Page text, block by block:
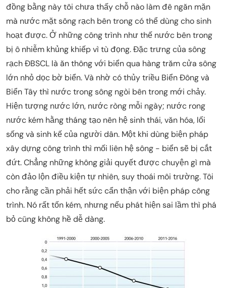
đồng bằng này tôi chưa thấy chỗ nào làm đê ngăn mặn
mà nước mặt sông rạch bên trong có thể dùng cho sinh
hoạt được. Ở những công trình như thế nước bên trong
bị ô nhiễm khủng khiếp vì tù đọng. Đặc trưng của sông
rạch ĐBSCL là ăn thông với biển qua hàng trăm cửa sông
lớn nhỏ dọc bờ biển. Và nhờ có thủy triều Biển Đông và
Biển Tây thì nước trong sông ngòi bên trong mới chảy.
Hiện tượng nước lớn, nước ròng mỗi ngày; nước rong
nước kém hằng tháng tạo nên hệ sinh thái, văn hóa, lối
sống và sinh kế của người dân. Một khi dùng biện pháp
xây dựng công trình thì mối liên hệ sông - biển sẽ bị cắt
đứt. Chẳng những không giải quyết được chuyện gì mà
còn đảo lộn điều kiện tự nhiên, suy thoái môi trường. Tôi
cho rằng cần phải hết sức cẩn thận với biện pháp công
trình. Nó rất tốn kém, nhưng nếu phát hiện sai lầm thì phá
bỏ cũng không hề dễ dàng.